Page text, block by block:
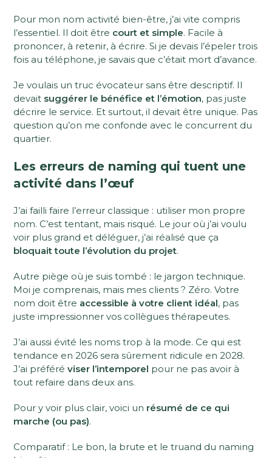
Pour mon nom activité bien-être, j’ai vite compris
l’essentiel. Il doit être court et simple. Facile à
prononcer, à retenir, à écrire. Si je devais l’épeler trois
fois au téléphone, je savais que c’était mort d’avance.
Je voulais un truc évocateur sans être descriptif. Il
devait suggérer le bénéfice et l’émotion, pas juste
décrire le service. Et surtout, il devait être unique. Pas
question qu’on me confonde avec le concurrent du
quartier.
Les erreurs de naming qui tuent une
activité dans l’œuf
J’ai failli faire l’erreur classique : utiliser mon propre
nom. C’est tentant, mais risqué. Le jour où j’ai voulu
voir plus grand et déléguer, j’ai réalisé que ça
bloquait toute l’évolution du projet.
Autre piège où je suis tombé : le jargon technique.
Moi je comprenais, mais mes clients ? Zéro. Votre
nom doit être accessible à votre client idéal, pas
juste impressionner vos collègues thérapeutes.
J’ai aussi évité les noms trop à la mode. Ce qui est
tendance en 2026 sera sûrement ridicule en 2028.
J’ai préféréviser l’intemporel pour ne pas avoir à
tout refaire dans deux ans.
Pour y voir plus clair, voici un résumé de ce qui
marche (ou pas).
Comparatif : Le bon, la brute et le truand du naming